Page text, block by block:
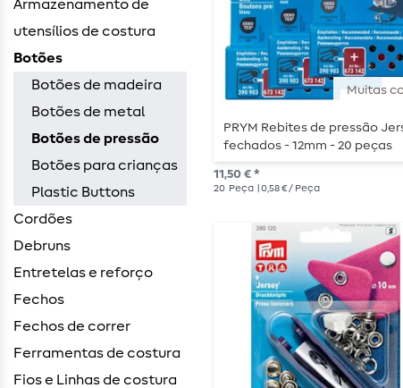
Armazenamento de
utensílios de costura
Botões
Botões de madeira
Botões de metal
Botões de pressão
Botões para crianças
Plastic Buttons
Cordões
Debruns
Entretelas e reforço
Fechos
Fechos de correr
Ferramentas de costura
Fios e Linhas de costura
Muitas
PRYM Rebites de pressão
fechados - 12mm - 20 peças
11,50 € *
20 Peça | 0,58 € / Peça